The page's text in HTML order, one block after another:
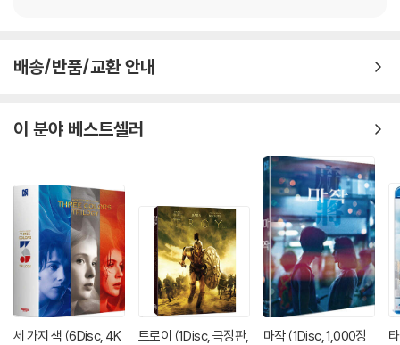
배송/반품/교환 안내
이 분야 베스트셀러
세 가지 색 (6Disc, 4K
트로이 (1Disc, 극장판,
마작 (1Disc, 1,000장